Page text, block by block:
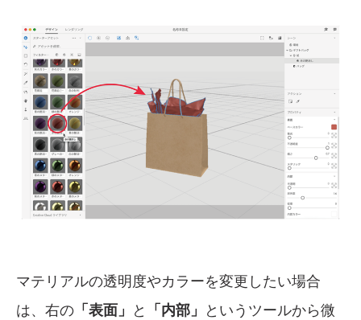
マテリアルの透明度やカラーを変更したい場合
は、右の 「表面」 と 「内部」 というツールから微